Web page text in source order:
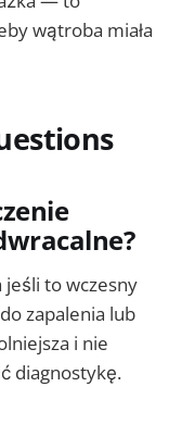
wątroba miała
jeśli to wczesny
zapalenia lub
i nie
diagnostykę.